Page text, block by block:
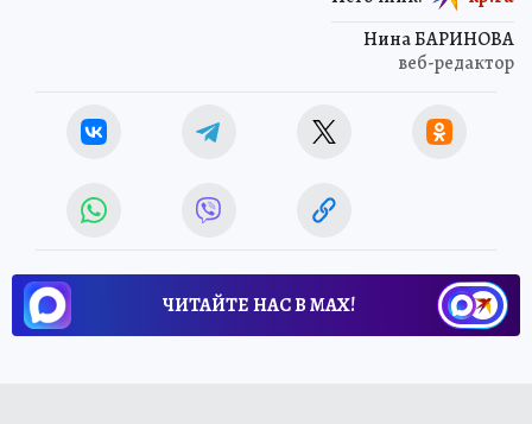
Нина БАРИНОВА
веб-редактор
ЧИТАЙТЕ НАС В МАХ!